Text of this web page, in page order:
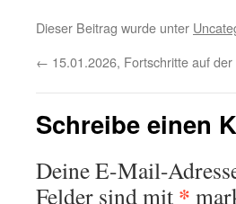
Dieser Beitrag wurde unter
← 15.01.2026, Fortschritte auf
Schreibe einen
Deine E-Mail-
Felder sind mit *